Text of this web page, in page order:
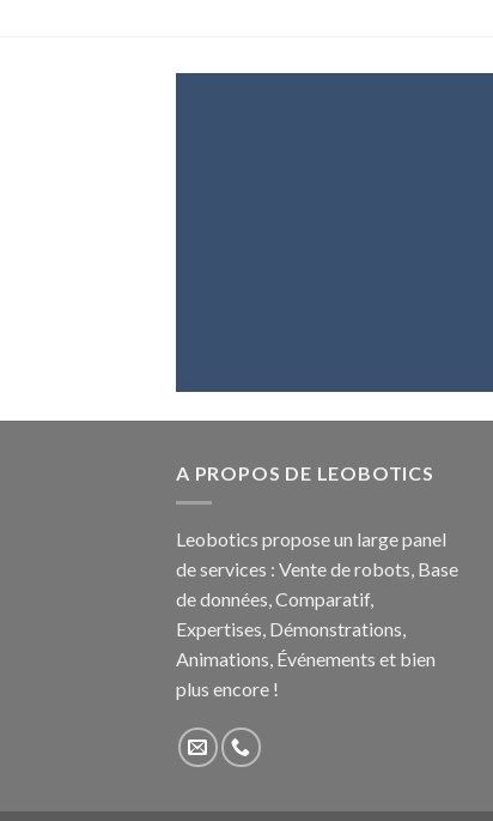
A PROPOS DE LEOBOTICS
Leobotics propose un large panel
de services : Vente de robots, Base
de données, Comparatif,
Expertises, Démonstrations,
Animations, Événements et bien
plus encore !